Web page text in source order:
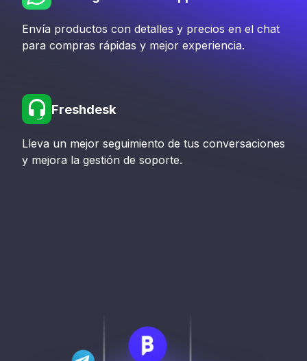
Envía productos con detalles y precios en el chat
para compras rápidas y mejor experiencia.
Freshdesk
Lleva un mejor seguimiento de tus conversaciones
y mejora la gestión de soporte.